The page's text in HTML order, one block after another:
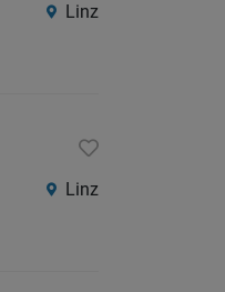
Linz
Linz